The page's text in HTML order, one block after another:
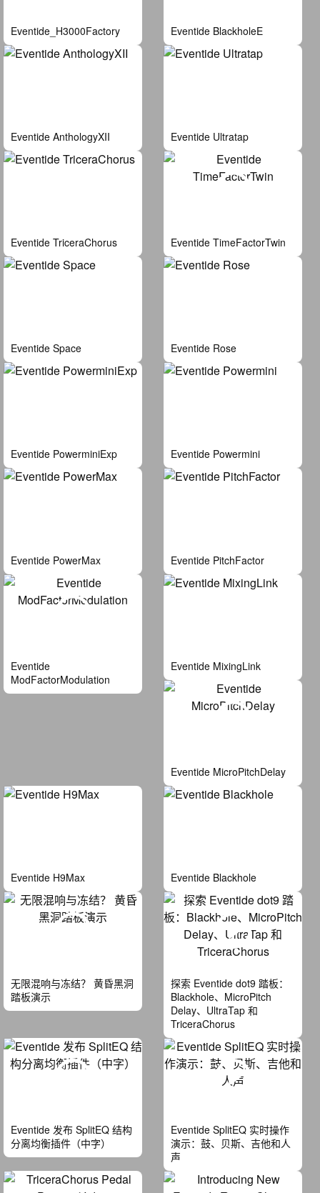
Eventide_H3000Factory Eventide BlackholeE
Eventide AnthologyXII Eventide Ultratap
Eventide TriceraChorus Eventide TimeFactorTwin
Eventide Space Eventide Rose
Eventide PowerminiExp Eventide Powermini
Eventide PowerMax Eventide PitchFactor
Eventide
ModFactorModulation
Eventide MixingLink
Eventide MicroPitchDelay
Eventide H9Max Eventide Blackhole
无限混响与冻结？ 黄昏黑洞
踏板演示
探索 Eventide dot9 踏板：
Blackhole、MicroPitch
Delay、UltraTap 和
TriceraChorus
Eventide 发布 SplitEQ 结构
分离均衡插件（中字）
Eventide SplitEQ 实时操作
演示：鼓、贝斯、吉他和人
声